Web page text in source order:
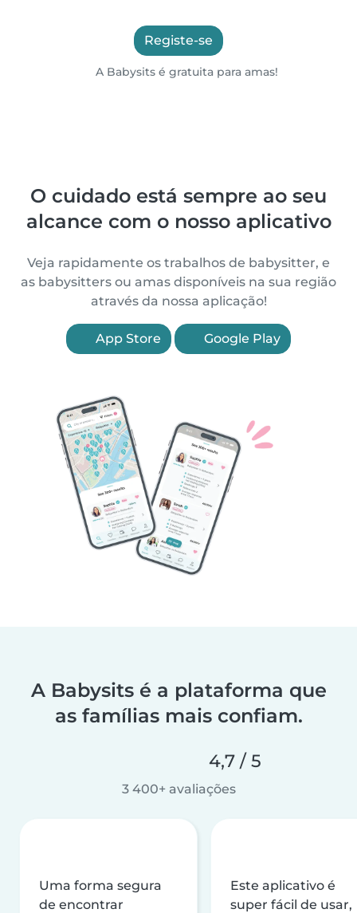
Registe-se
A Babysits é gratuita para amas!
O cuidado está sempre ao seu
alcance com o nosso aplicativo
Veja rapidamente os trabalhos de babysitter, e
as babysitters ou amas disponíveis na sua região
através da nossa aplicação!
App Store Google Play
A Babysits é a plataforma que
as famílias mais confiam.
4,7 / 5
3 400+ avaliações
Uma forma segura
de encontrar
Este aplicativo é
super fácil de usar,